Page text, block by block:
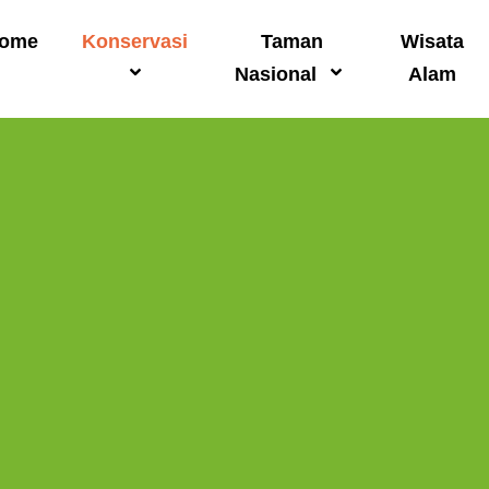
Konservasi
Taman
Nasional
Wisata
Alam